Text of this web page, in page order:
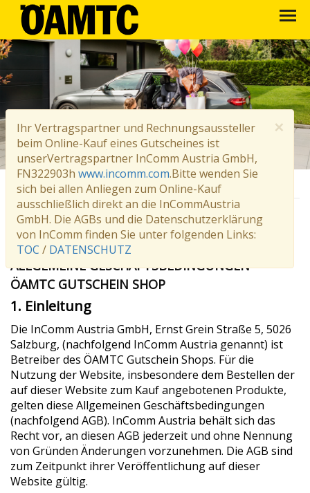
×
Ihr Vertragspartner und Rechnungsaussteller
beim Online-Kauf eines Gutscheines ist
unserVertragspartner InComm Austria GmbH,
FN322903h www.incomm.com.Bitte wenden Sie
sich bei allen Anliegen zum Online-Kauf
ausschließlich direkt an die InCommAustria
GmbH. Die AGBs und die Datenschutzerklärung
von InComm finden Sie unter folgenden Links:
TOC / DATENSCHUTZ
AGB
ALLGEMEINE GESCHÄFTSBEDINGUNGEN
ÖAMTC GUTSCHEIN SHOP
1. Einleitung
Die InComm Austria GmbH, Ernst Grein Straße 5, 5026
Salzburg, (nachfolgend InComm Austria genannt) ist
Betreiber des ÖAMTC Gutschein Shops. Für die
Nutzung der Website, insbesondere dem Bestellen der
auf dieser Website zum Kauf angebotenen Produkte,
gelten diese Allgemeinen Geschäftsbedingungen
(nachfolgend AGB). InComm Austria behält sich das
Recht vor, an diesen AGB jederzeit und ohne Nennung
von Gründen Änderungen vorzunehmen. Die AGB sind
zum Zeitpunkt ihrer Veröffentlichung auf dieser
Website gültig.